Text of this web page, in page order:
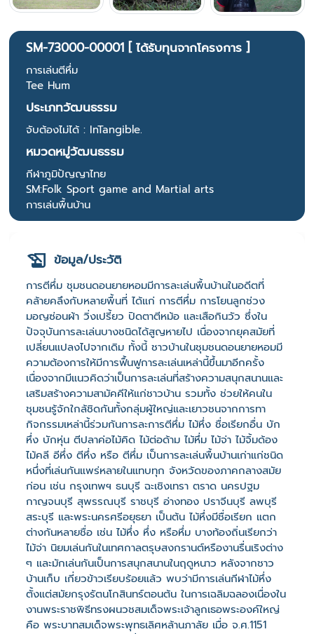
SM-73000-00001 [ ได้รับทุนจากโครงการ ]
การเล่นตีหึ่ม
Tee Hum
ประเภทวัฒนธรรม
จับต้องไม่ได้ : InTangible.
หมวดหมู่วัฒนธรรม
กีฬาภูมิปัญญาไทย
SM:Folk Sport game and Martial arts
การเล่นพื้นบ้าน
ข้อมูล/ประวัติ
การตีหึ่ม ชุมชนดอนยายหอมมีการละเล่นพื้นบ้านในอดีตที่
คล้ายคลึงกับหลายพื้นที่ ได้แก่ การตีหึ่ม การโยนลูกช่วง
มอญซ่อนผ้า วิ่งเปรี้ยว ปิดตาตีหม้อ และเสือกินวัว ซึ่งใน
ปัจจุบันการละเล่นบางชนิดได้สูญหายไป เนื่องจากยุคสมัยที่
เปลี่ยนแปลงไปจากเดิม ทั้งนี้ ชาวบ้านในชุมชนดอนยายหอมมี
ความต้องการให้มีการฟื้นฟูการละเล่นเหล่านี้ขึ้นมาอีกครั้ง
เนื่องจากมีแนวคิดว่าเป็นการละเล่นที่สร้างความสนุกสนานและ
เสริมสร้างความสามัคคีให้แก่ชาวบ้าน รวมทั้ง ช่วยให้คนใน
ชุมชนรู้จักใกล้ชิดกันทั้งกลุ่มผู้ใหญ่และเยาวชนจากการทา
กิจกรรมเหล่านี้ร่วมกันการละการตีหึ่ม ไม้หึ่ง ชื่อเรียกอื่น บัก
หึ่ง บักหุ่น ตีปลาค่อไม้คิด ไม้ต่อด้าม ไม้หึ่ม ไม้จ่า ไม้จิ้มด้อง
ไม้คลี อีหึ่ง ตีหึ่ง หรือ ตีหึ่ม เป็นการละเล่นพื้นบ้านเก่าแก่ชนิด
หนึ่งที่เล่นกันแพร่หลายในแทบทุก จังหวัดของภาคกลางสมัย
ก่อน เช่น กรุงเทพฯ ธนบุรี ฉะเชิงเทรา ตราด นครปฐม
กาญจนบุรี สุพรรณบุรี ราชบุรี อ่างทอง ปราจีนบุรี ลพบุรี
สระบุรี และพระนครศรีอยุธยา เป็นต้น ไม้หึ่งมีชื่อเรียก แตก
ต่างกันหลายชื่อ เช่น ไม้หึ่ง หึ่ง หรือหึ่ม บางท้องถิ่นเรียกว่า
ไม้จ่า นิยมเล่นกันในเทศกาลตรุษสงกรานต์หรืองานรื่นเริงต่าง
ๆ และมักเล่นกันเป็นการสนุกสนานในฤดูหนาว หลังจากชาว
บ้านเก็บ เกี่ยวข้าวเรียบร้อยแล้ว พบว่ามีการเล่นกีฬาไม้หึ่ง
ตั้งแต่สมัยกรุงรัตนโกสินทร์ตอนต้น ในการเฉลิมฉลองเนื่องใน
งานพระราชพิธีทรงผนวชสมเด็จพระเจ้าลูกเธอพระองค์ใหญ่
คือ พระบาทสมเด็จพระพุทธเลิศหล้านภาลัย เมื่อ จ.ศ.1151